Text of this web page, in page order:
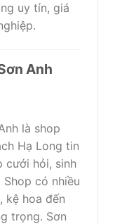
uy tín, giá
Anh
là shop
Hạ Long tin
cưới hỏi, sinh
có nhiều
kệ hoa đến
trọng. Sơn